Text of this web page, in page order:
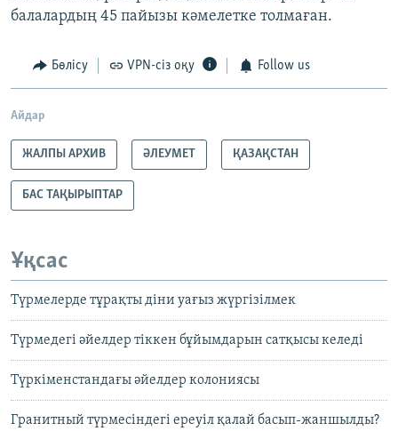
балалардың 45 пайызы кәмелетке толмаған.
Бөлісу VPN-сіз оқу Follow us
Айдар
ЖАЛПЫ АРХИВ ӘЛЕУМЕТ ҚАЗАҚСТАН
БАС ТАҚЫРЫПТАР
Ұқсас
Түрмелерде тұрақты діни уағыз жүргізілмек
Түрмедегі әйелдер тіккен бұйымдарын сатқысы келеді
Түркіменстандағы әйелдер колониясы
Гранитный түрмесіндегі ереуіл қалай басып-жаншылды?